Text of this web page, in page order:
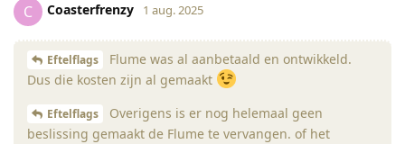
C Coasterfrenzy 1 aug. 2025
Eftelflags
Flume was al aanbetaald en ontwikkeld.
Dus die kosten zijn al gemaakt
Eftelflags
Overigens is er nog helemaal geen
beslissing gemaakt de Flume te vervangen. of het